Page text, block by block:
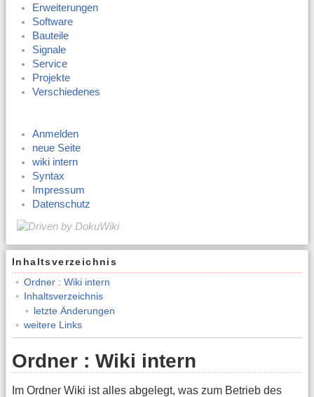
Erweiterungen
Software
Bauteile
Signale
Service
Projekte
Verschiedenes
Anmelden
neue Seite
wiki intern
Syntax
Impressum
Datenschutz
Inhaltsverzeichnis
Ordner : Wiki intern
Inhaltsverzeichnis
letzte Änderungen
weitere Links
Ordner : Wiki intern
Im Ordner Wiki ist alles abgelegt, was zum Betrieb des